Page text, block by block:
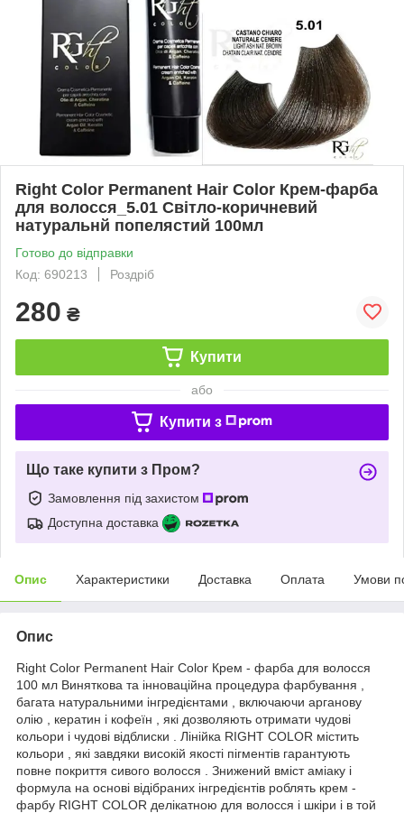
Right Color Permanent Hair Color Крем-фарба
для волосся_5.01 Світло-коричневий
натуральнй попелястий 100мл
Готово до відправки
Код: 690213
Роздріб
280 ₴
Купити
або
Купити з
Що таке купити з Пром?
Замовлення під захистом
Доступна доставка
Опис Характеристики Доставка Оплата Умови
Опис
Right Color Permanent Hair Color Крем - фарба для волосся
100 мл Виняткова та інноваційна процедура фарбування ,
багата натуральними інгредієнтами , включаючи арганову
олію , кератин і кофеїн , які дозволяють отримати чудові
кольори і чудові відблиски . Лінійка RIGHT COLOR містить
кольори , які завдяки високій якості пігментів гарантують
повне покриття сивого волосся . Знижений вміст аміаку і
формула на основі відібраних інгредієнтів роблять крем -
фарбу RIGHT COLOR делікатною для волосся і шкіри і в той